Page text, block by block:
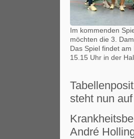
Im kommenden
möchten die 3.
Das Spiel findet
15.15 Uhr in der
steht nun
André